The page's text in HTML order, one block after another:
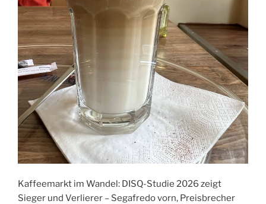
Kaffeemarkt im Wandel: DISQ-Studie 2026 zeigt
Sieger und Verlierer – Segafredo vorn, Preisbrecher